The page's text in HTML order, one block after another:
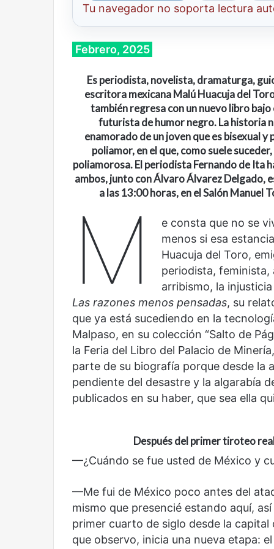
Tu navegador no soporta lectura
Febrero, 2025
Es periodista, novelista, dramaturga,
escritora mexicana Malú Huacuja del
también regresa con un nuevo libro
futurista de humor negro. La historia
enamorado de un joven que es bisexual
poliamor, en el que, como suele
poliamorosa. El periodista Fernando de Ita
ambos, junto con Álvaro Álvarez Delgado,
a las 13:00 horas, en el Salón Manuel
M
e consta que no se
menos si esa
Huacuja del Toro,
periodista, feminista,
arribismo, la
Las razones menos pensadas, su
que ya está sucediendo en la
Malpaso, en su colección “Salto de
la Feria del Libro del Palacio de
parte de su biografía porque desde la
pendiente del desastre y la algarabía
publicados en su haber, que sea ella
Después del primer tiroteo
—¿Cuándo se fue usted de México y
—Me fui de México poco antes del
mismo que presencié estando aquí,
primer cuarto de siglo desde la
que observo, inicia una nueva etapa:
Cine, futbol y América Latina: una
mirada diferente
Abre
la
Sala
Nacional
Contemporánea,
un
nuevo
espacio
para
el
arte
y
la
cultura
Abre la Sala
Contemporánea,
para el arte y la
dragón